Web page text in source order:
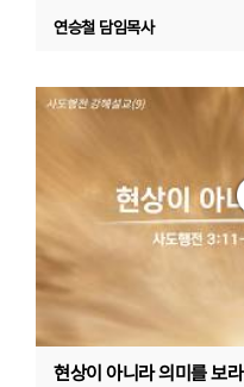
연승철 담임목사
현상이 아니라 의미를 보라